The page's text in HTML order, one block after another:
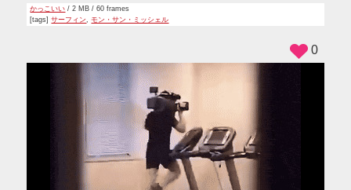
かっこいい / 2 MB / 60 frames
[tags]サーフィン,モン・サン・ミッシェル
0